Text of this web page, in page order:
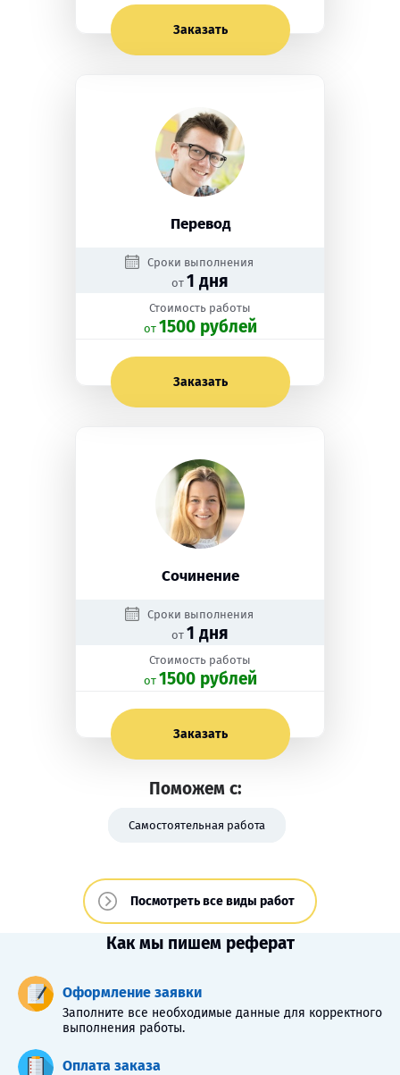
Заказать
Перевод
Сроки выполнения
от 1 дня
Стоимость работы
oт 1500 рублей
Заказать
Сочинение
Сроки выполнения
от 1 дня
Стоимость работы
oт 1500 рублей
Заказать
Поможем с:
Самостоятельная работа
Посмотреть все виды работ
Как мы пишем реферат
Оформление заявки
Заполните все необходимые данные для корректного
выполнения работы.
Оплата заказа